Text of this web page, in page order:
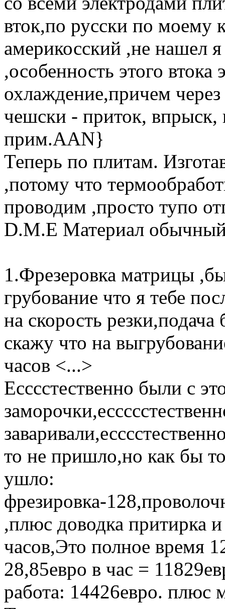
вток,по русски по моему
америкосский ,не нашел
,особенность этого
охлаждение,причем
чешски - приток,
прим.AAN}
Теперь по плитам.
,потому что
проводим ,просто тупо
D.M.E Материал
1.Фрезеровка матрицы
грубование что я тебе
на скорость
скажу что на
часов <...>
Есссстественно были с
то не пришло,но как бы
ушло:
фрезировка-
,плюс доводка притирка
часов,Это полное время
28,85евро в час =
работа: 14426евро.